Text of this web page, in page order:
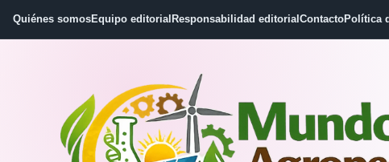
Quiénes somosEquipo editorial Responsabilidad editorial ContactoPolítica